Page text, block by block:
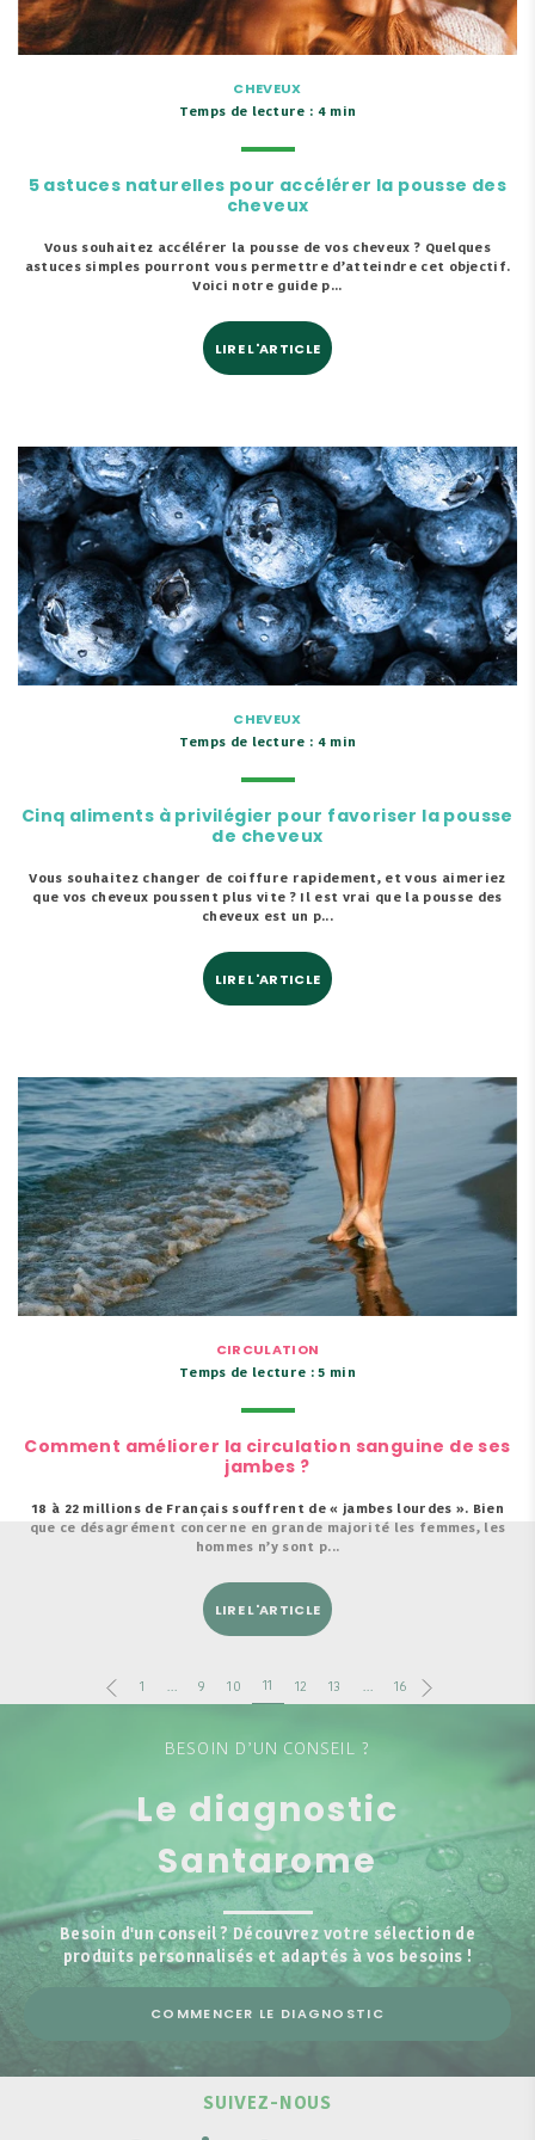
CHEVEUX
Temps de lecture : 4 min
5 astuces naturelles pour accélérer la pousse des
cheveux
Vous souhaitez accélérer la pousse de vos cheveux ? Quelques
astuces simples pourront vous permettre d’atteindre cet objectif.
Voici notre guide p...
LIRE L'ARTICLE
CHEVEUX
Temps de lecture : 4 min
Cinq aliments à privilégier pour favoriser la pousse
de cheveux
Vous souhaitez changer de coiffure rapidement, et vous aimeriez
que vos cheveux poussent plus vite ? Il est vrai que la pousse des
cheveux est un p...
LIRE L'ARTICLE
CIRCULATION
Temps de lecture : 5 min
Comment améliorer la circulation sanguine de ses
jambes ?
18 à 22 millions de Français souffrent de « jambes lourdes ». Bien
que ce désagrément concerne en grande majorité les femmes, les
hommes n’y sont p...
LIRE L'ARTICLE
1 … 9 10 11 12 13 … 16
BESOIN D’UN CONSEIL ?
Le diagnostic
Santarome
Besoin d'un conseil ? Découvrez votre sélection de
produits personnalisés et adaptés à vos besoins !
COMMENCER LE DIAGNOSTIC
SUIVEZ-NOUS